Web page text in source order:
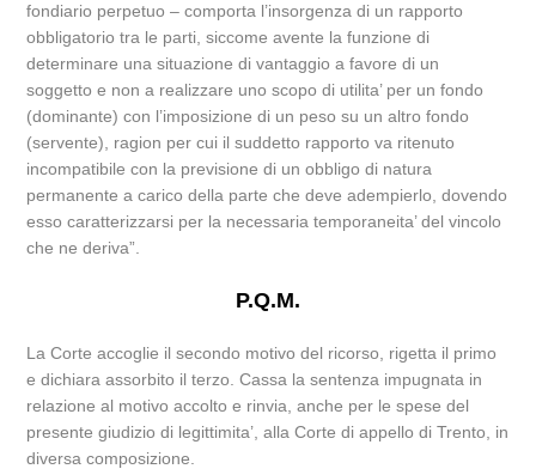
fondiario perpetuo – comporta l’insorgenza di un rapporto
obbligatorio tra le parti, siccome avente la funzione di
determinare una situazione di vantaggio a favore di un
soggetto e non a realizzare uno scopo di utilita’ per un fondo
(dominante) con l’imposizione di un peso su un altro fondo
(servente), ragion per cui il suddetto rapporto va ritenuto
incompatibile con la previsione di un obbligo di natura
permanente a carico della parte che deve adempierlo, dovendo
esso caratterizzarsi per la necessaria temporaneita’ del vincolo
che ne deriva”.
P.Q.M.
La Corte accoglie il secondo motivo del ricorso, rigetta il primo
e dichiara assorbito il terzo. Cassa la sentenza impugnata in
relazione al motivo accolto e rinvia, anche per le spese del
presente giudizio di legittimita’, alla Corte di appello di Trento, in
diversa composizione.